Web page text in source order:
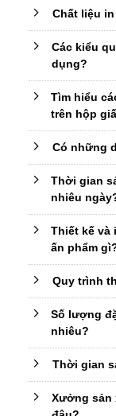
Chất liệu
Các kiểu
dụng?
Tìm hiểu
trên hộp
Có những
Thời gian
nhiêu
Thiết kế và
ấn phẩm
Quy trình
Số lượng
nhiêu?
Thời gian
Xưởng sản